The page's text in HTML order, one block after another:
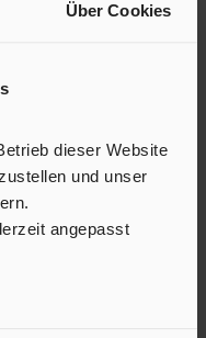
Über Cookies
dieser Website
und unser
angepasst